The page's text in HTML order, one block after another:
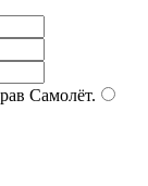
Самолёт.